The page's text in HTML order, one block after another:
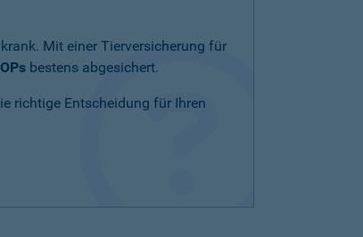
Mit einer Tierversicherung für
bestens abgesichert.
richtige Entscheidung für Ihren